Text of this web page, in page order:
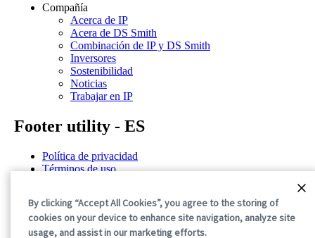
Compañía
Acerca de IP
Acera de DS Smith
Combinación de IP y DS Smith
Inversores
Sostenibilidad
Noticias
Trabajar en IP
Footer utility - ES
Política de privacidad
Términos de uso
Términos y condiciones generales
©2026 International Paper. All Rights Reserved.
By clicking “Accept All Cookies”, you agree to the storing of
cookies on your device to enhance site navigation, analyze site
usage, and assist in our marketing efforts.